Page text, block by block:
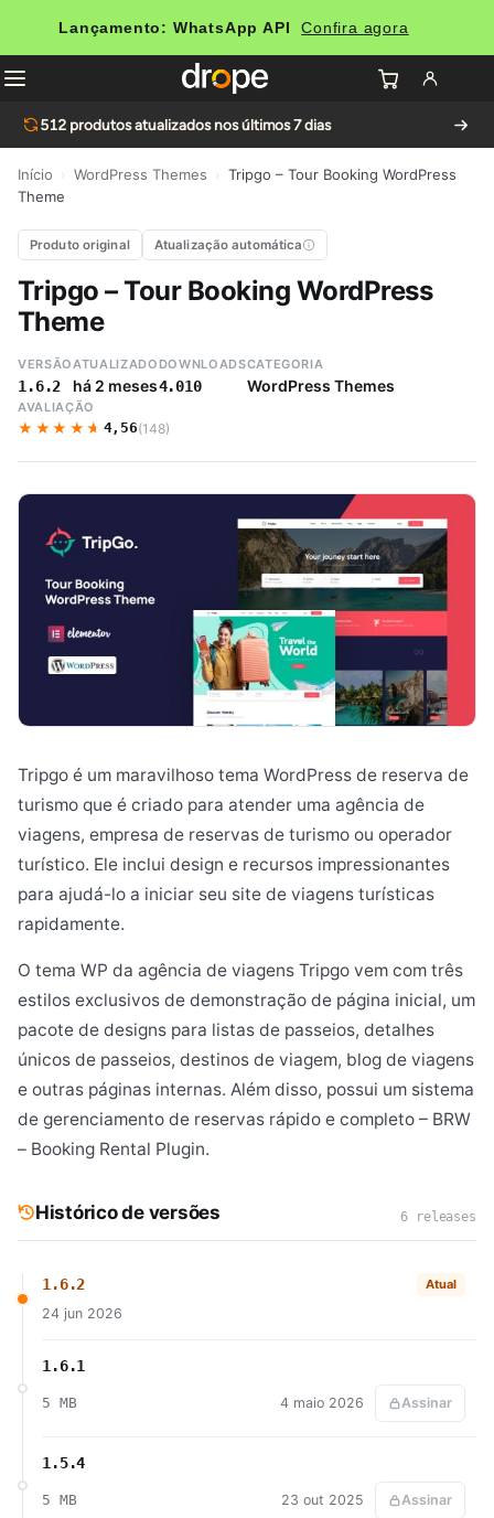
Lançamento: WhatsApp API Confira agora
512 produtos atualizados nos últimos 7 dias
Início WordPress Themes
Tripgo – Tour Booking WordPress
Theme
Produto original Atualização automática
Tripgo – Tour Booking WordPress
Theme
VERSÃO
1.6.2
ATUALIZADO
há 2 meses
DOWNLOADS
4.010
CATEGORIA
WordPress Themes
AVALIAÇÃO
★★★★★
★★★★★ 4,56(148)
Tripgo é um maravilhoso tema WordPress de reserva de
turismo que é criado para atender uma agência de
viagens, empresa de reservas de turismo ou operador
turístico. Ele inclui design e recursos impressionantes
para ajudá-lo a iniciar seu site de viagens turísticas
rapidamente.
O tema WP da agência de viagens Tripgo vem com três
estilos exclusivos de demonstração de página inicial, um
pacote de designs para listas de passeios, detalhes
únicos de passeios, destinos de viagem, blog de viagens
e outras páginas internas. Além disso, possui um sistema
de gerenciamento de reservas rápido e completo – BRW
– Booking Rental Plugin.
Histórico de versões 6 releases
1.6.2 Atual
24 jun 2026
1.6.1
5 MB 4 maio 2026 Assinar
1.5.4
5 MB 23 out 2025 Assinar